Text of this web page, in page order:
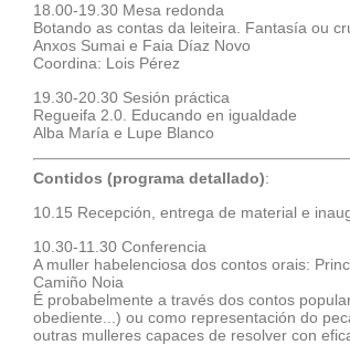
18.00-19.30 Mesa redonda
Botando as contas da leiteira. Fantasía ou
Anxos Sumai e Faia Díaz Novo
Coordina: Lois Pérez
19.30-20.30 Sesión práctica
Regueifa 2.0. Educando en igualdade
Alba María e Lupe Blanco
Contidos (programa detallado):
10.15 Recepción, entrega de material e
10.30-11.30 Conferencia
A muller habelenciosa dos contos orais:
Camiño Noia
É probabelmente a través dos contos
obediente...) ou como representación do
outras mulleres capaces de resolver con